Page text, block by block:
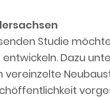
Studie
entwickeln. Dazu
vereinzelte